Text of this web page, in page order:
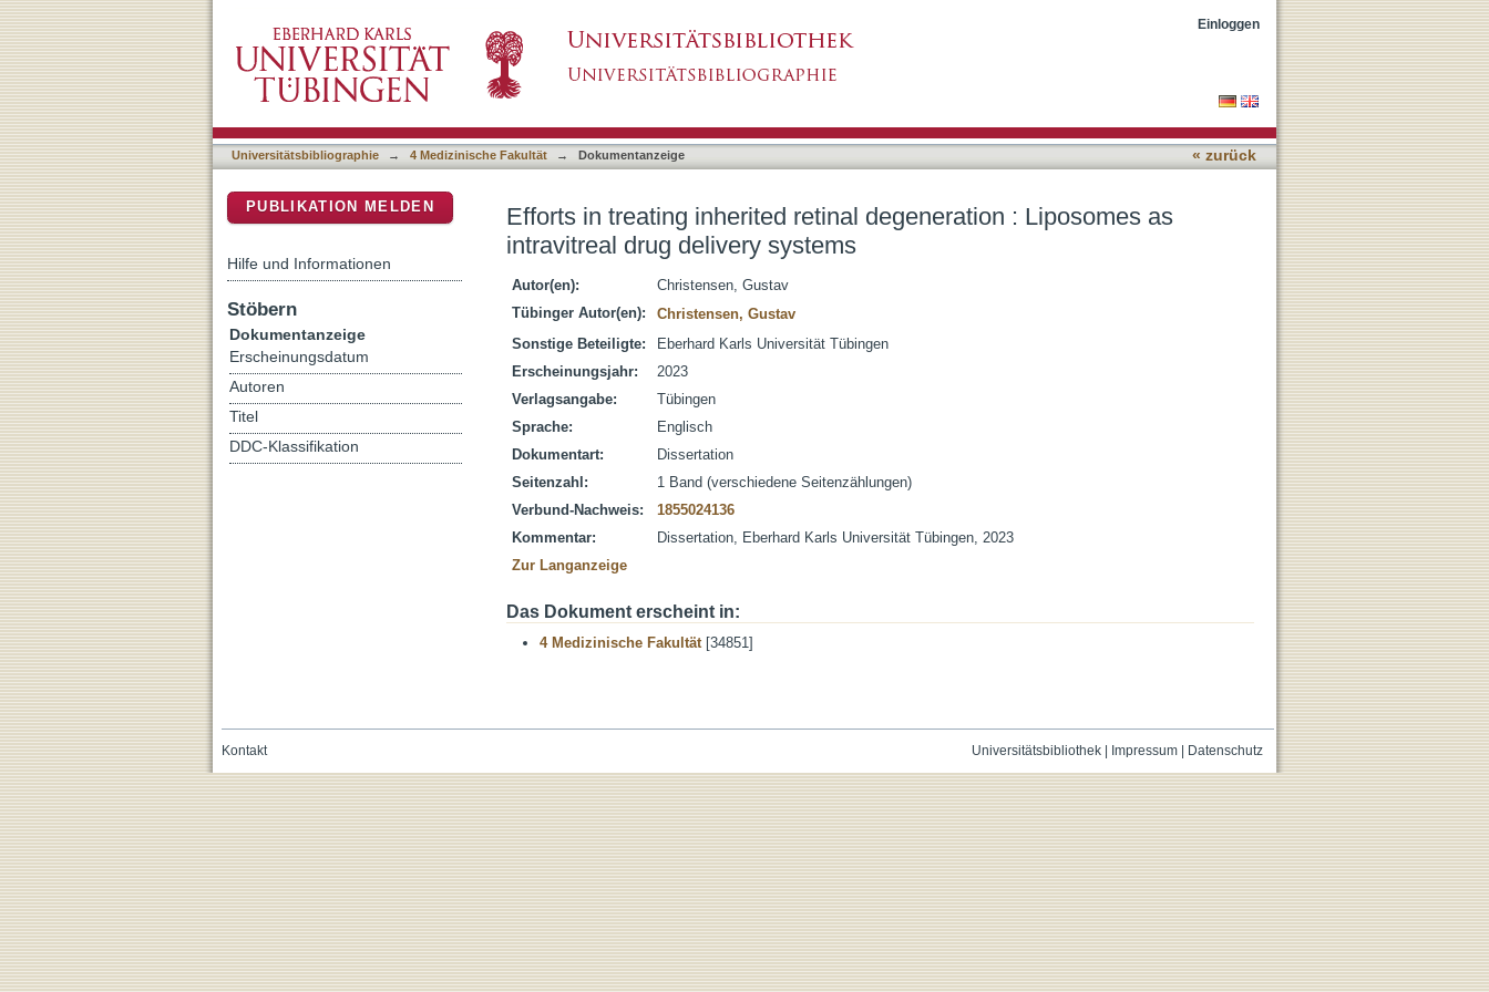
Efforts in treating inherited retinal degeneration : Liposomes as intravitreal drug delivery systems
Einloggen
Universitätsbibliographie → 4 Medizinische Fakultät → Dokumentanzeige « zurück
Efforts in treating inherited retinal degeneration : Liposomes as
intravitreal drug delivery systems
Autor(en):
Christensen, Gustav
Tübinger Autor(en):
Christensen, Gustav
Sonstige Beteiligte:
Eberhard Karls Universität Tübingen
Erscheinungsjahr:
2023
Verlagsangabe:
Tübingen
Sprache:
Englisch
Dokumentart:
Dissertation
Seitenzahl:
1 Band (verschiedene Seitenzählungen)
Verbund-Nachweis:
1855024136
Kommentar:
Dissertation, Eberhard Karls Universität Tübingen, 2023
Zur Langanzeige
Das Dokument erscheint in:
4 Medizinische Fakultät[34851]
PUBLIKATION MELDEN
Hilfe und Informationen
Stöbern
Dokumentanzeige
Erscheinungsdatum
Autoren
Titel
DDC-Klassifikation
Universitätsbibliothek| Impressum| Datenschutz
Kontakt